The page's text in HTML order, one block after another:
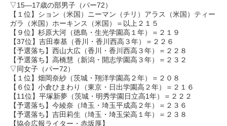
▽15―17歳の部男子（パー72）
【１位】ション（米国）ニーマン（チリ）アラス（米国）ティー
ガラ（米国）ホーキンス（米国）＝以上２１５
【９位】杉原大河（徳島・生光学園高１年）＝２１９
【37位】吉田泰基（香川・香川西高３年）＝２２６
【予選落ち】西山大広（香川・香川西高３年）＝２２８
【予選落ち】高橋慧（新潟・開志学園高３年）＝２３２
▽同女子（パー72）
【１位】畑岡奈紗（茨城・翔洋学園高２年）＝２０８
【６位】小倉ひまわり（東京・日出学園高２年）＝２１６
【11位】平塚新夢（茨城・明秀学園日立高1年）＝２２２
【予選落ち】今綾奈（埼玉・埼玉平成高２年）＝２３６
【予選落ち】吉田莉生（埼玉・埼玉栄高１年）＝２３８
【協会広報ライター・赤坂厚】